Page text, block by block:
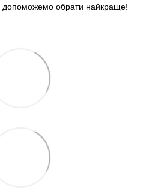
допоможемо обрати найкраще!